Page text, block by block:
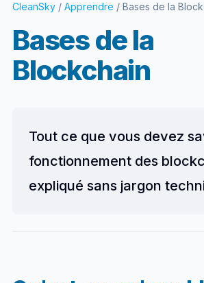
CleanSky/ Apprendre / Bases de la
Bases de la
Blockchain
Tout ce que vous devez
fonctionnement des
expliqué sans jargon